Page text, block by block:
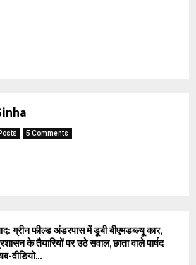
5 Comments
ग्रीन फील्ड अंडरपास में डूबी बीएमडब्ल्यू कार,
के तैयारियों पर उठे सवाल, छाता वाले पार्षद
वीडियो...